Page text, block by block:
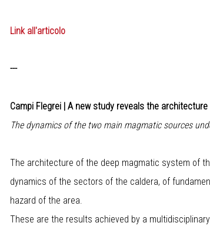
Link all'articolo
---
Campi Flegrei | A new study reveals the
The dynamics of the two main magmatic sources
The architecture of the deep magmatic system of
dynamics of the sectors of the caldera, of
hazard of the area.
These are the results achieved by a